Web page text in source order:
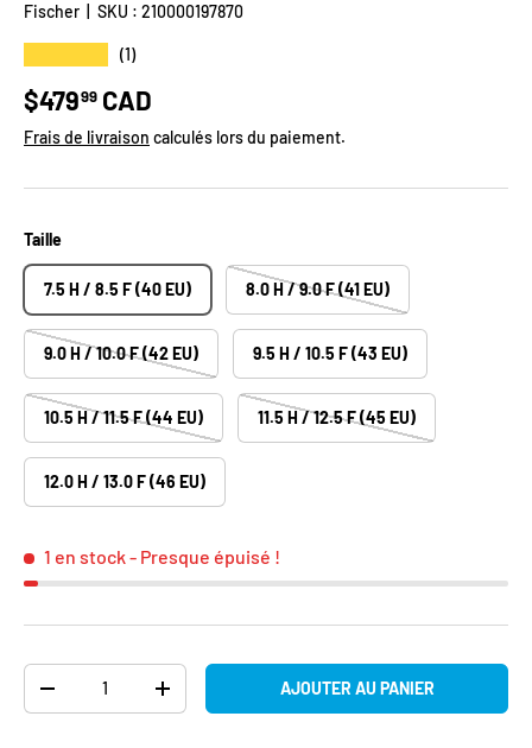
Fischer SKU : 210000197870
(1)
Prix habituel
$47999 CAD
Frais de livraison calculés lors du paiement.
Taille
7.5 H / 8.5 F (40 EU) 8.0 H / 9.0 F (41 EU)
9.0 H / 10.0 F (42 EU) 9.5 H / 10.5 F (43 EU)
10.5 H / 11.5 F (44 EU) 11.5 H / 12.5 F (45 EU)
12.0 H / 13.0 F (46 EU)
1 en stock- Presque épuisé !
DIMINUER LA QUANTITÉAUGMENTER LA QUANTITÉAJOUTER AU PANIER